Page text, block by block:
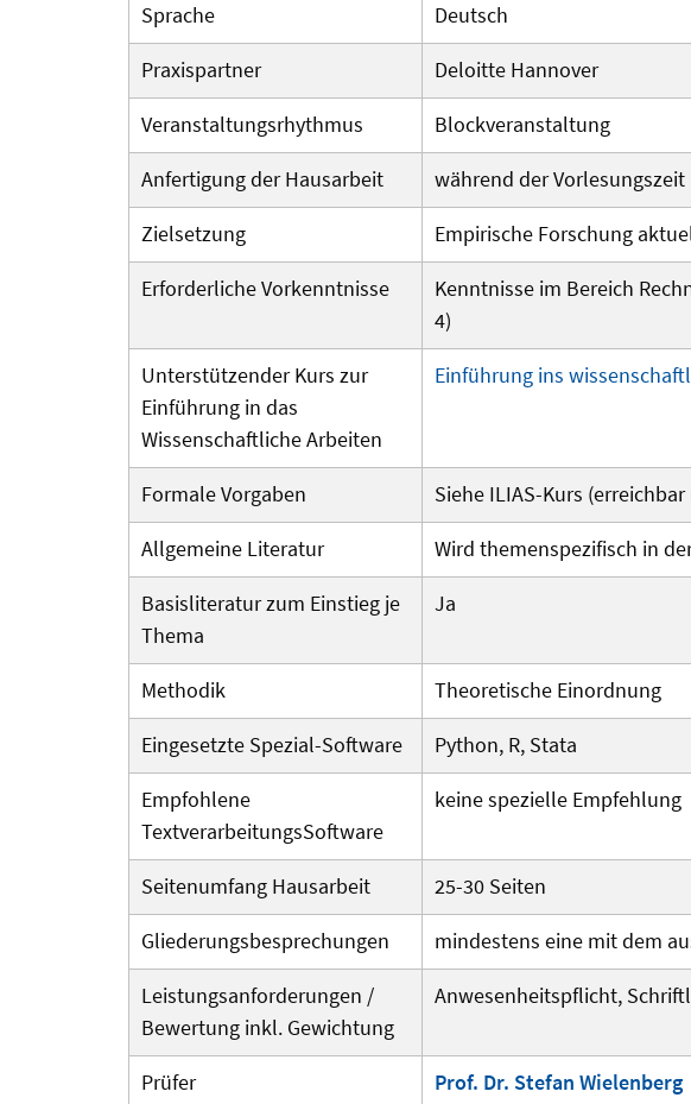
Sprache
Deutsch
Praxispartner
Deloitte Hannover
Veranstaltungsrhythmus
Blockveranstaltung
Anfertigung der Hausarbeit
während der Vorlesungszeit
Zielsetzung
Empirische Forschung
Erforderliche Vorkenntnisse
Kenntnisse im Bereich
4)
Unterstützender Kurs zur
Einführung in das
Wissenschaftliche Arbeiten
Einführung ins
Formale Vorgaben
Siehe ILIAS-Kurs
Allgemeine Literatur
Wird themenspezifisch in
Basisliteratur zum Einstieg je
Thema
Ja
Methodik
Theoretische Einordnung
Eingesetzte Spezial-Software
Python, R, Stata
Empfohlene
Textverarbeitungs­Software
keine spezielle Empfehlung
Seitenumfang Hausarbeit
25-30 Seiten
Gliederungsbesprechungen
mindestens eine mit dem
Leistungsanforderungen /
Bewertung inkl. Gewichtung
Anwesenheitspflicht,
Prüfer
Prof. Dr. Stefan Wielenberg